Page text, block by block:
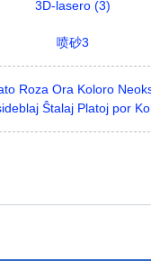
Roza Ora Koloro
Ŝtalaj Platoj por